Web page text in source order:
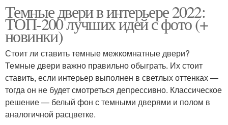
Темные двери в интерьере 2022:
ТОП-200 лучших идей с фото (+
новинки)
Стоит ли ставить темные межкомнатные двери?
Темные двери важно правильно обыграть. Их стоит
ставить, если интерьер выполнен в светлых оттенках —
тогда он не будет смотреться депрессивно. Классическое
решение — белый фон с темными дверями и полом в
аналогичной расцветке.